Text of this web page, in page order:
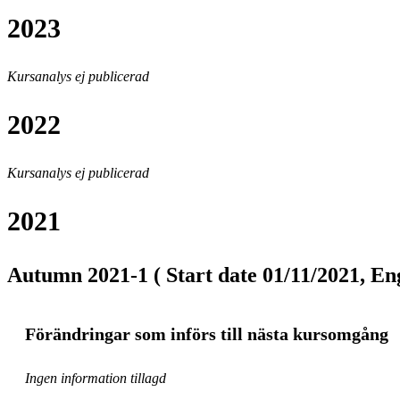
2023
Kursanalys ej publicerad
2022
Kursanalys ej publicerad
2021
Autumn 2021-1 ( Start date 01/11/2021,
Förändringar som införs till nästa kursomgång
Ingen information tillagd